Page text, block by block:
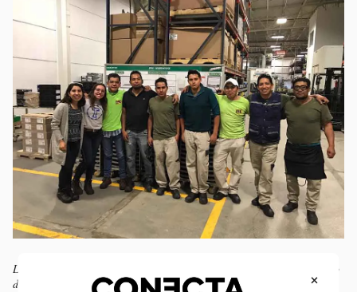
Los trabajadores de la planta toman una especial relevancia en este tipo
de proyectos.
×